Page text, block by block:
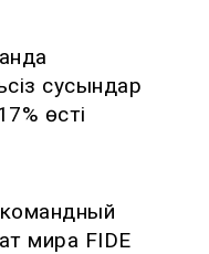
сусындар
өсті
мира FIDE